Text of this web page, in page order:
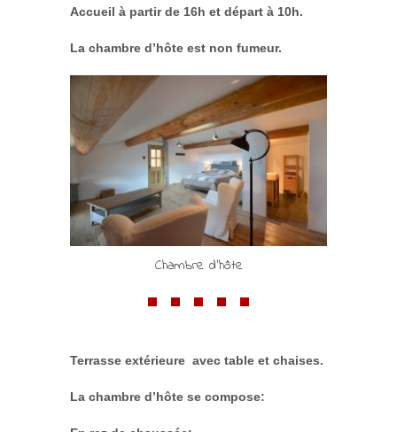
Accueil à partir de 16h et départ à 10h.
La chambre d’hôte est non fumeur.
Chambre d'hôte
Terrasse extérieure avec table et chaises.
La chambre d’hôte se compose: